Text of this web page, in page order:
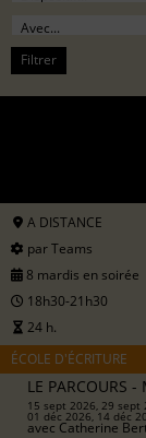
Filtrer
A DISTANCE
par Teams
8 mardis en soirée
18h30-21h30
24 h.
ÉCOLE D'ÉCRITURE
LE PARCOURS
15 sept 2026, 29 sept
01 déc 2026, 14 déc
avec Catherine